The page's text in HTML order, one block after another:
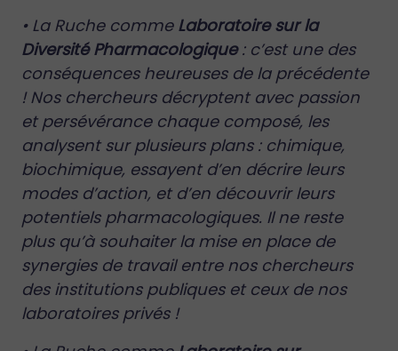
• La Ruche commeLaboratoire sur la
Diversité Pharmacologique: c’est une des
conséquences heureuses de la précédente
! Nos chercheurs décryptent avec passion
et persévérance chaque composé, les
analysent sur plusieurs plans : chimique,
biochimique, essayent d’en décrire leurs
modes d’action, et d’en découvrir leurs
potentiels pharmacologiques. Il ne reste
plus qu’à souhaiter la mise en place de
synergies de travail entre nos chercheurs
des institutions publiques et ceux de nos
laboratoires privés !